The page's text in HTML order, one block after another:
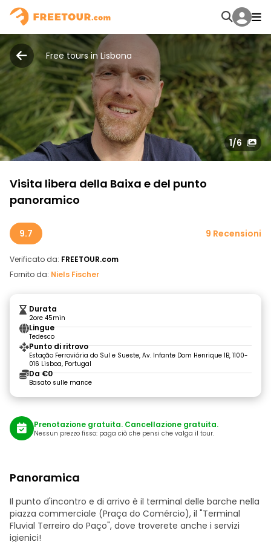
Free tours in Lisbona
1/6
Visita libera della Baixa e del punto
panoramico
9.7 9 Recensioni
Verificato da: FREETOUR.com
Fornito da: Niels Fischer
Durata
2ore 45min
Lingue
Tedesco
Punto di ritrovo
Estação Ferroviária do Sul e Sueste, Av. Infante Dom Henrique 1B, 1100-
016 Lisboa, Portugal
Da €0
Basato sulle mance
Prenotazione gratuita. Cancellazione gratuita.
Nessun prezzo fisso: paga ciò che pensi che valga il tour.
Panoramica
Il punto d'incontro e di arrivo è il terminal delle barche nella
piazza commerciale (Praça do Comércio), il "Terminal
Fluvial Terreiro do Paço", dove troverete anche i servizi
igienici!